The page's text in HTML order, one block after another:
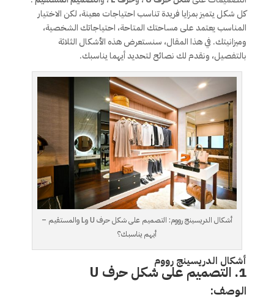
كل شكل يتميز بمزايا فريدة تناسب احتياجات معينة، لكن الاختيار
المناسب يعتمد على مساحتك المتاحة، احتياجاتك الشخصية،
وميزانيتك. في هذا المقال، سنستعرض هذه الأشكال الثلاثة
بالتفصيل، ونقدم لك نصائح لتحديد أيهما يناسبك.
أشكال الدريسينج رووم: التصميم على شكل حرف U وL والمستقيم –
أيهم يناسبك؟
أشكال الدريسينج رووم
1. التصميم على شكل حرف U
الوصف: